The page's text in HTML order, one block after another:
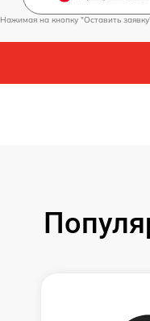
Нажимая на кнопку "Оставить